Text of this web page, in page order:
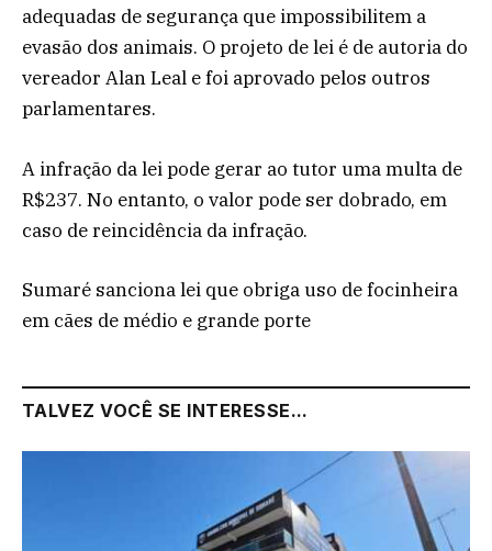
adequadas de segurança que impossibilitem a
evasão dos animais. O projeto de lei é de autoria do
vereador Alan Leal e foi aprovado pelos outros
parlamentares.
A infração da lei pode gerar ao tutor uma multa de
R$237. No entanto, o valor pode ser dobrado, em
caso de reincidência da infração.
Sumaré sanciona lei que obriga uso de focinheira
em cães de médio e grande porte
TALVEZ VOCÊ SE INTERESSE...